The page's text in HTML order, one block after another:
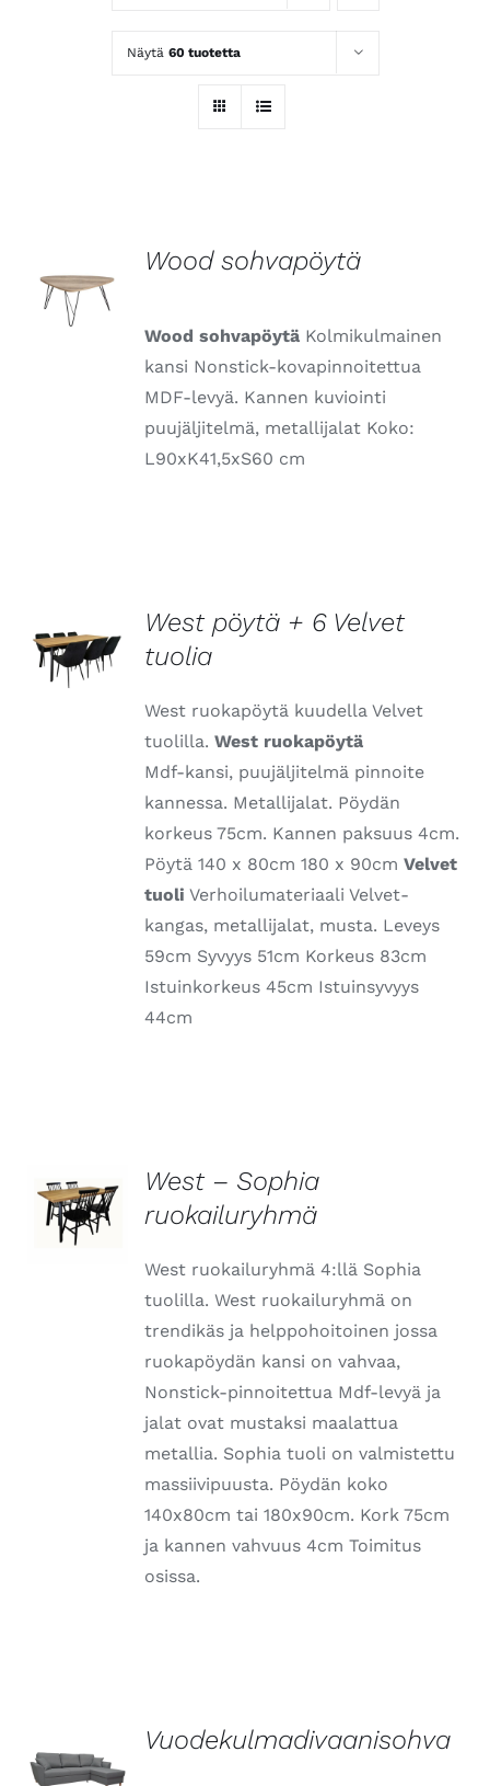
Näytä 60 tuotetta
LISÄTIEDOT
Wood sohvapöytä
Wood sohvapöytä Kolmikulmainen
kansi Nonstick-kovapinnoitettua
MDF-levyä. Kannen kuviointi
puujäljitelmä, metallijalat Koko:
L90xK41,5xS60 cm
LISÄTIEDOT
West pöytä + 6 Velvet
tuolia
West ruokapöytä kuudella Velvet
tuolilla.West ruokapöytä
Mdf-kansi, puujäljitelmä pinnoite
kannessa. Metallijalat. Pöydän
korkeus 75cm. Kannen paksuus 4cm.
Pöytä 140 x 80cm 180 x 90cmVelvet
tuoli Verhoilumateriaali Velvet-
kangas, metallijalat, musta. Leveys
59cm Syvyys 51cm Korkeus 83cm
Istuinkorkeus 45cm Istuinsyvyys
44cm
LISÄTIEDOT
West – Sophia
ruokailuryhmä
West ruokailuryhmä 4:llä Sophia
tuolilla. West ruokailuryhmä on
trendikäs ja helppohoitoinen jossa
ruokapöydän kansi on vahvaa,
Nonstick-pinnoitettua Mdf-levyä ja
jalat ovat mustaksi maalattua
metallia. Sophia tuoli on valmistettu
massiivipuusta. Pöydän koko
140x80cm tai 180x90cm. Kork 75cm
ja kannen vahvuus 4cm Toimitus
osissa.
LISÄTIEDOT
Vuodekulmadivaanisohva